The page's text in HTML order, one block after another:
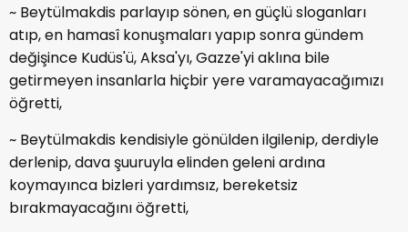
~ Beytülmakdis parlayıp sönen, en güçlü sloganları
atıp, en hamasî konuşmaları yapıp sonra gündem
değişince Kudüs'ü, Aksa'yı, Gazze'yi aklına bile
getirmeyen insanlarla hiçbir yere varamayacağımızı
öğretti,
~ Beytülmakdis kendisiyle gönülden ilgilenip, derdiyle
derlenip, dava şuuruyla elinden geleni ardına
koymayınca bizleri yardımsız, bereketsiz
bırakmayacağını öğretti,